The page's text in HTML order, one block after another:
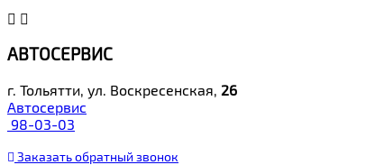
АВТОСЕРВИС
г. Тольятти, ул. Воскресенская, 26
Автосервис
98-03-03
Заказатьобратныйзвонок